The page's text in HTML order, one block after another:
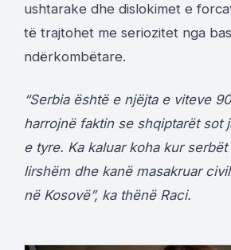
ushtarake dhe dislokimet e
të trajtohet me seriozitet nga
ndërkombëtare.
“Serbia është e njëjta e viteve
harrojnë faktin se shqiptarët sot
e tyre. Ka kaluar koha kur
lirshëm dhe kanë masakruar
në Kosovë”, ka thënë Raci.